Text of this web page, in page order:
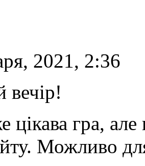
2021, 2:36
цікава гра,
Можливо